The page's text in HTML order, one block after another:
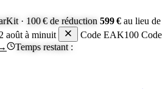
· 100 € de réduction 599 € au lieu de
août à minuit Code EAK100 Code
Temps restant :